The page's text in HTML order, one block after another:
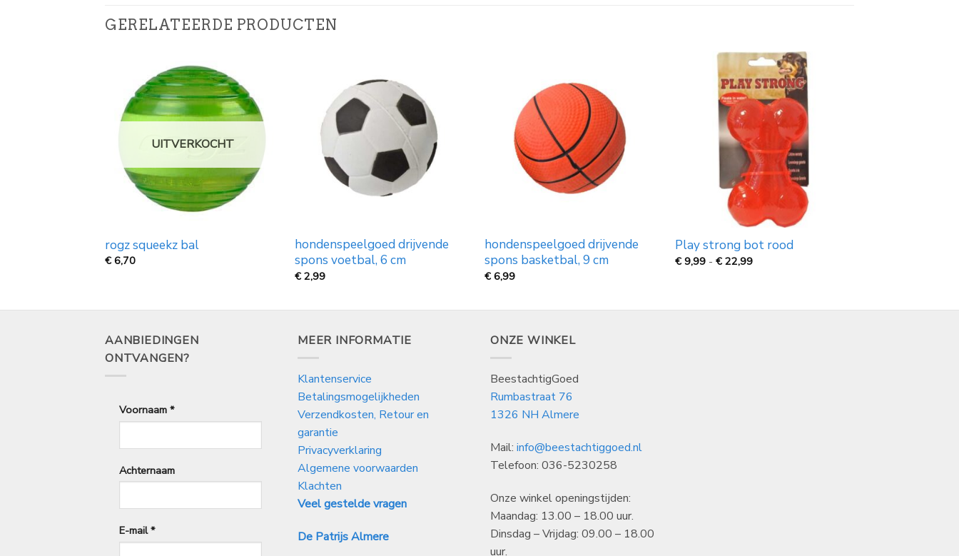
GERELATEERDE PRODUCTEN
UITVERKOCHT
rogz squeekz bal
€ 6,70
hondenspeelgoed drijvende
spons voetbal, 6 cm
€2,99
hondenspeelgoed drijvende
spons basketbal, 9 cm
€6,99
Play strong bot rood
€ 9,99 - € 22,99Prijsklasse:
22,99
AANBIEDINGEN
ONTVANGEN?
Voornaam *
Achternaam
E-mail*
MEER INFORMATIE
Klantenservice
Betalingsmogelijkheden
Verzendkosten, Retour en
garantie
Privacyverklaring
Algemene voorwaarden
Klachten
Veel gestelde vragen
De Patrijs Almere
ONZE WINKEL
BeestachtigGoed
Rumbastraat 76
1326 NH Almere
Mail: info@beestachtiggoed.nl
Telefoon: 036-5230258
Onze winkel openingstijden:
Maandag: 13.00 – 18.00 uur.
Dinsdag – Vrijdag: 09.00 – 18.00
uur.